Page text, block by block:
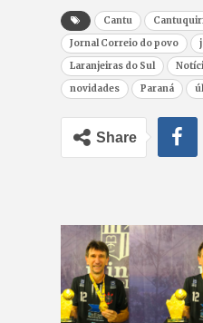
Cantu
Jornal Correio do povo
Laranjeiras do Sul
novidades
Paraná
Share